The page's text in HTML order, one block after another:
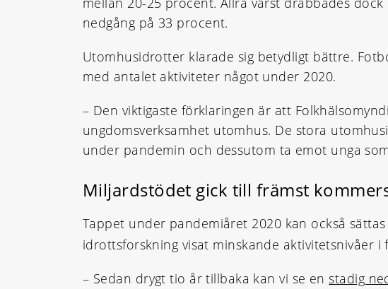
nedgång på 33 procent.
Utomhusidrotter klarade sig betydligt bättre.
med antalet aktiviteter något under 2020.
– Den viktigaste förklaringen är att
ungdomsverksamhet utomhus. De stora
under pandemin och dessutom ta emot unga
Miljardstödet gick till främst
Tappet under pandemiåret 2020 kan också
idrottsforskning visat minskande aktivitetsnivåer i
– Sedan drygt tio år tillbaka kan vi se enstadig